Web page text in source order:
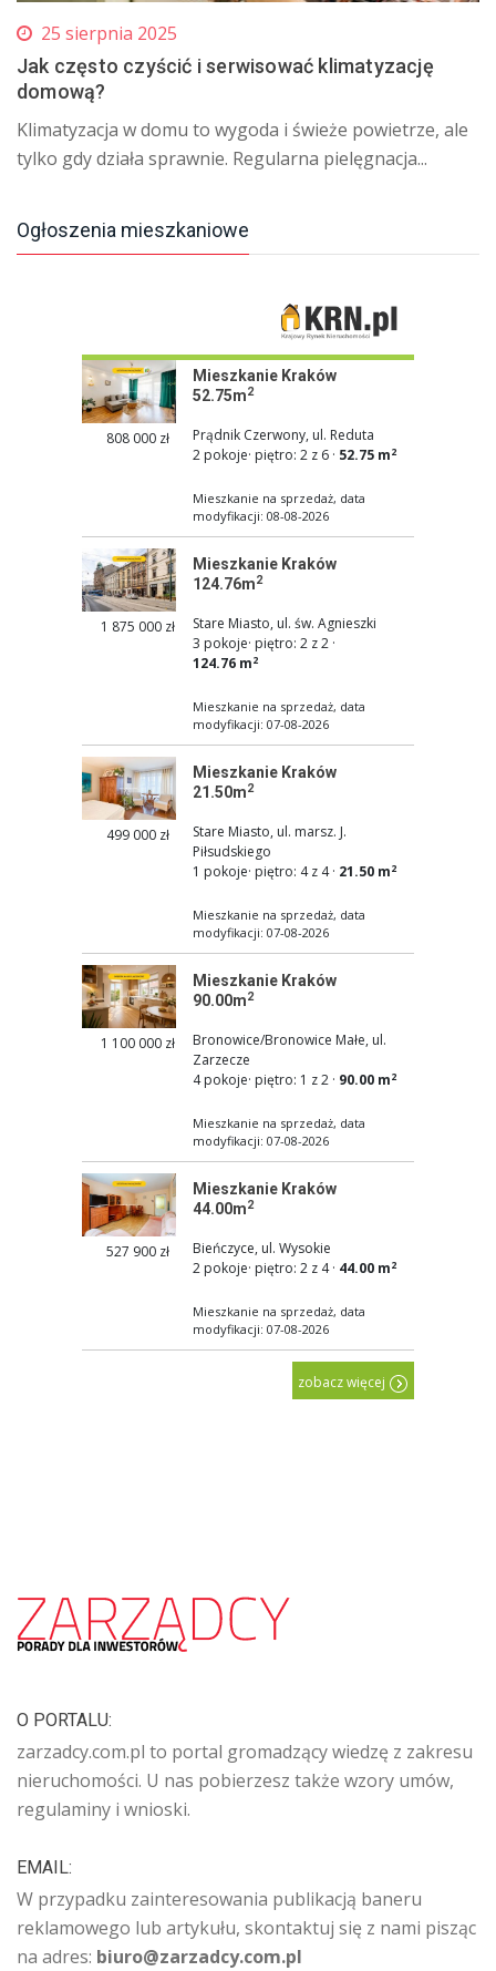
25 sierpnia 2025
Jak często czyścić i serwisować klimatyzację
domową?
Klimatyzacja w domu to wygoda i świeże powietrze, ale
tylko gdy działa sprawnie. Regularna pielęgnacja...
Ogłoszenia mieszkaniowe
808 000 zł
Mieszkanie Kraków
52.75m2
Prądnik Czerwony, ul. Reduta
2 pokoje· piętro: 2 z 6 · 52.75 m2
Mieszkanie na sprzedaż, data
modyfikacji: 08-08-2026
1 875 000 zł
Mieszkanie Kraków
124.76m2
Stare Miasto, ul. św. Agnieszki
3 pokoje· piętro: 2 z 2 ·
124.76 m2
Mieszkanie na sprzedaż, data
modyfikacji: 07-08-2026
499 000 zł
Mieszkanie Kraków
21.50m2
Stare Miasto, ul. marsz. J.
Piłsudskiego
1 pokoje· piętro: 4 z 4· 21.50 m2
Mieszkanie na sprzedaż, data
modyfikacji: 07-08-2026
1 100 000 zł
Mieszkanie Kraków
90.00m2
Bronowice/Bronowice Małe, ul.
Zarzecze
4 pokoje· piętro: 1 z 2 · 90.00 m2
Mieszkanie na sprzedaż, data
modyfikacji: 07-08-2026
527 900 zł
Mieszkanie Kraków
44.00m2
Bieńczyce, ul. Wysokie
2 pokoje· piętro: 2 z 4· 44.00 m2
Mieszkanie na sprzedaż, data
modyfikacji: 07-08-2026
zobacz więcej
O PORTALU:
zarzadcy.com.pl to portal gromadzący wiedzę z zakresu
nieruchomości. U nas pobierzesz także wzory umów,
regulaminy i wnioski.
EMAIL:
W przypadku zainteresowania publikacją baneru
reklamowego lub artykułu, skontaktuj się z nami pisząc
na adres: biuro@zarzadcy.com.pl